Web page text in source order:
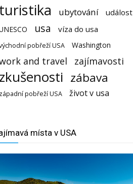
ubytování událost
usa víza do usa
pobřeží USA Washington
and travel zajímavosti
zábava
pobřeží USA život v usa
místa v USA